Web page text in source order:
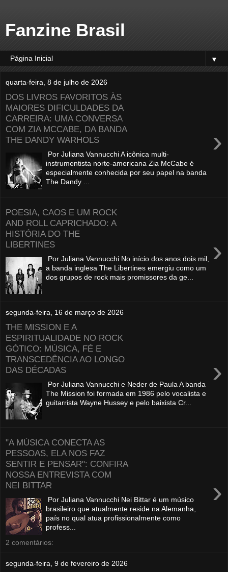
Fanzine Brasil
▼
quarta-feira, 8 de julho de 2026
DOS LIVROS FAVORITOS ÀS
MAIORES DIFICULDADES DA
CARREIRA: UMA CONVERSA
COM ZIA MCCABE, DA BANDA
THE DANDY WARHOLS
›
Por Juliana Vannucchi A icônica multi-
instrumentista norte-americana Zia McCabe é
especialmente conhecida por seu papel na banda
The Dandy ...
POESIA, CAOS E UM ROCK
AND ROLL CAPRICHADO: A
HISTÓRIA DO THE
LIBERTINES
›
Por Juliana Vannucchi No início dos anos dois mil,
a banda inglesa The Libertines emergiu como um
dos grupos de rock mais promissores da ge...
segunda-feira, 16 de março de 2026
THE MISSION E A
ESPIRITUALIDADE NO ROCK
GÓTICO: MÚSICA, FÉ E
TRANSCEDÊNCIA AO LONGO
DAS DÉCADAS
›
Por Juliana Vannucchi e Neder de Paula A banda
The Mission foi formada em 1986 pelo vocalista e
guitarrista Wayne Hussey e pelo baixista Cr...
"A MÚSICA CONECTA AS
PESSOAS, ELA NOS FAZ
SENTIR E PENSAR": CONFIRA
NOSSA ENTREVISTA COM
NEI BITTAR
›
Por Juliana Vannucchi Nei Bittar é um músico
brasileiro que atualmente reside na Alemanha,
país no qual atua profissionalmente como
profess...
2 comentários:
segunda-feira, 9 de fevereiro de 2026